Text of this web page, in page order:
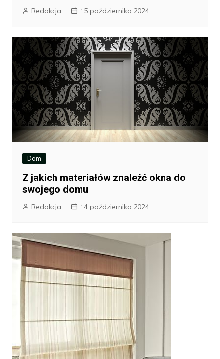
Redakcja 15 października 2024
Dom
Z jakich materiałów znaleźć okna do
swojego domu
Redakcja 14 października 2024